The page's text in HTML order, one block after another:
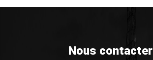
Nous contacter